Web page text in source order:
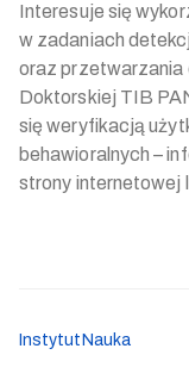
Interesuje się
w zadaniach
oraz przetwarzania
Doktorskiej TIB
się weryfikacją
behawioralnych –
strony internetowej
Instytut Nauka